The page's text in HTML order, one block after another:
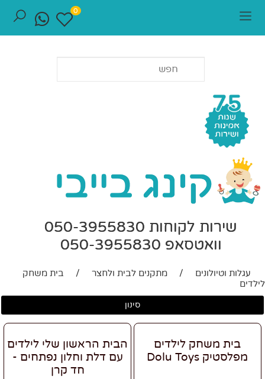
שירות לקוחות 050-3955830
וואטסאפ 050-3955830
0
עגלות וטיולונים / מתקנים לבית ולחצר /
בית משחק
לילדים
סינון
בית משחק לילדים
מפלסטיק Dolu Toys
הבית הראשון שלי לילדים
עם דלת וחלון נפתחים -
חד קרן